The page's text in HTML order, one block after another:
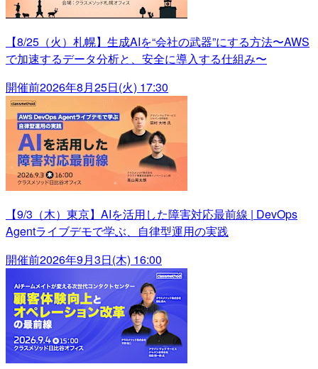
【8/25（火）札幌】生成AIを“会社の武器”にする方法〜AWS
で加速するデータ分析と、安全に導入する仕組み〜
開催前2026年8月25日(火) 17:30
【9/3（木）東京】AIを活用した障害対応最前線 | DevOps
Agentライブデモで学ぶ、自律型運用の実践
開催前2026年9月3日(木) 16:00